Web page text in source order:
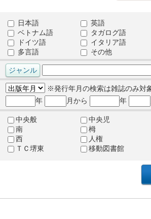
日本語
英語
ベトナム語
タガログ語
ドイツ語
イタリア語
多言語
その他
※発行年月の検索は雑誌のみ対
年
月から 年
中央般
中央児
南
栂
西
人権
ＴＣ堺東
移動図書館